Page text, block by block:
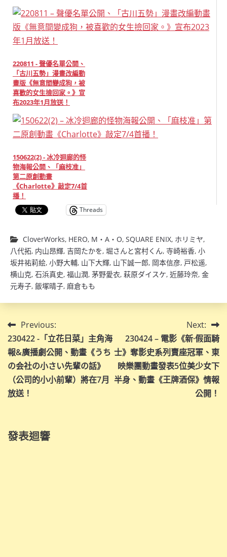
220811 - 聲優名單公開、
「古川五勢」漫畫改編動
畫版《無意間變成狗，被
喜歡的女生撿回家。》宣
布2023年1月放送！
150622(2) - 冰冷迴廊的怪
物海報公開、「麻枝准」
第二原創動畫
《Charlotte》敲定7/4首
播！
Threads
CloverWorks, HERO, M・A・O, SQUARE ENIX, ホリミヤ,
八代拓, 内山昂輝, 吉岡たかを, 堀さんと宮村くん, 寺崎裕香, 小
坂井祐莉絵, 小野大輔, 山下大輝, 山下誠一郎, 岡本信彦, 戸松遥,
横山克, 石浜真史, 福山潤, 茅野愛衣, 萩原ダイスケ, 近藤玲奈, 金
元寿子, 飯塚晴子, 麻倉もも
文
章
導
覽
Previous:
230422 -「立花日菜」主角海
報&廣播劇公開、動畫《うち
の会社の小さい先輩の話》
（公司的小小前輩）將在7月
放送！
Next:
230424 – 電影《新·假面騎
士》奪影史系列賣座冠軍、東
映樂團動畫發表5位美少女下
半身、動畫《王牌酒保》情報
公開！
發表迴響